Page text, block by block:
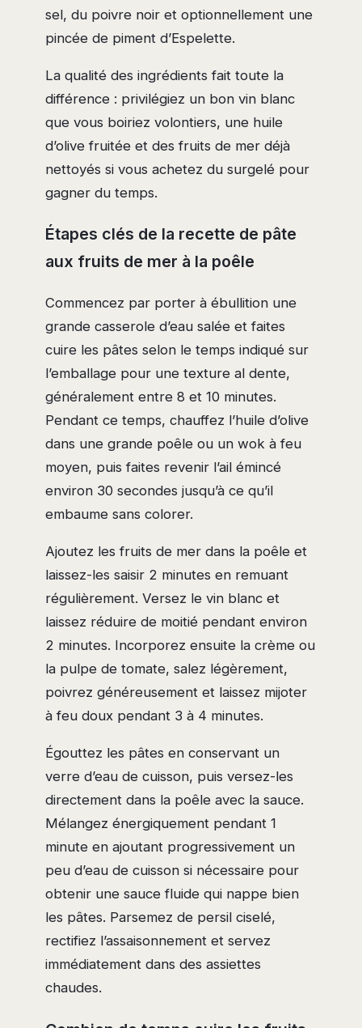
sel, du poivre noir et optionnellement une
pincée de piment d’Espelette.
La qualité des ingrédients fait toute la
différence : privilégiez un bon vin blanc
que vous boiriez volontiers, une huile
d’olive fruitée et des fruits de mer déjà
nettoyés si vous achetez du surgelé pour
gagner du temps.
Étapes clés de la recette de pâte
aux fruits de mer à la poêle
Commencez par porter à ébullition une
grande casserole d’eau salée et faites
cuire les pâtes selon le temps indiqué sur
l’emballage pour une texture al dente,
généralement entre 8 et 10 minutes.
Pendant ce temps, chauffez l’huile d’olive
dans une grande poêle ou un wok à feu
moyen, puis faites revenir l’ail émincé
environ 30 secondes jusqu’à ce qu’il
embaume sans colorer.
Ajoutez les fruits de mer dans la poêle et
laissez-les saisir 2 minutes en remuant
régulièrement. Versez le vin blanc et
laissez réduire de moitié pendant environ
2 minutes. Incorporez ensuite la crème ou
la pulpe de tomate, salez légèrement,
poivrez généreusement et laissez mijoter
à feu doux pendant 3 à 4 minutes.
Égouttez les pâtes en conservant un
verre d’eau de cuisson, puis versez-les
directement dans la poêle avec la sauce.
Mélangez énergiquement pendant 1
minute en ajoutant progressivement un
peu d’eau de cuisson si nécessaire pour
obtenir une sauce fluide qui nappe bien
les pâtes. Parsemez de persil ciselé,
rectifiez l’assaisonnement et servez
immédiatement dans des assiettes
chaudes.